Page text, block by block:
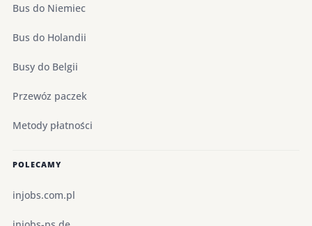
Bus do Niemiec
Bus do Holandii
Busy do Belgii
Przewóz paczek
Metody płatności
POLECAMY
injobs.com.pl